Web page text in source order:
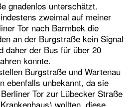
gnadenlos unterschätzt.
zweimal auf meiner
Tor nach Barmbek die
an der Burgstraße kein Signal
daher der Bus für über 20
konnte.
Burgstraße und Wartenau
ebenfalls unbekannt, da sie
Tor zur Lübecker Straße
wollten, diese